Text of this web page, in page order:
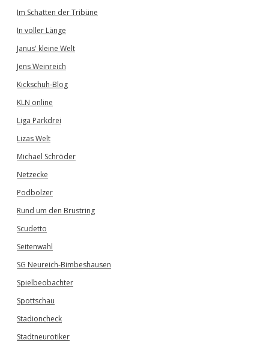
Im Schatten der Tribüne
In voller Länge
Janus' kleine Welt
Jens Weinreich
Kickschuh-Blog
KLN online
Liga Parkdrei
Lizas Welt
Michael Schröder
Netzecke
Podbolzer
Rund um den Brustring
Scudetto
Seitenwahl
SG Neureich-Bimbeshausen
Spielbeobachter
Spottschau
Stadioncheck
Stadtneurotiker